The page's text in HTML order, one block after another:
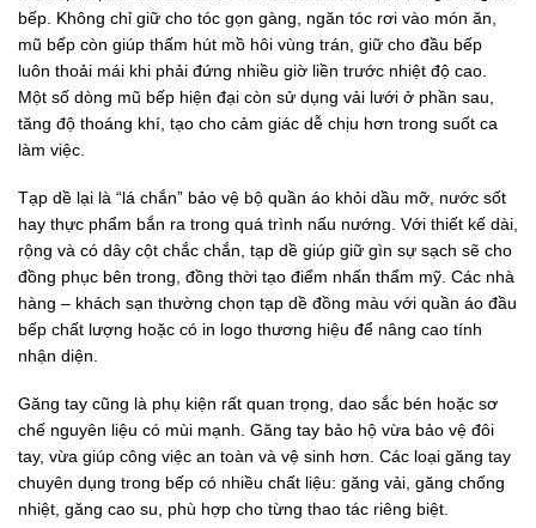
bếp. Không chỉ giữ cho tóc gọn gàng, ngăn tóc rơi vào món ăn,
mũ bếp còn giúp thấm hút mồ hôi vùng trán, giữ cho đầu bếp
luôn thoải mái khi phải đứng nhiều giờ liền trước nhiệt độ cao.
Một số dòng mũ bếp hiện đại còn sử dụng vải lưới ở phần sau,
tăng độ thoáng khí, tạo cho cảm giác dễ chịu hơn trong suốt ca
làm việc.
Tạp dề lại là “lá chắn” bảo vệ bộ quần áo khỏi dầu mỡ, nước sốt
hay thực phẩm bắn ra trong quá trình nấu nướng. Với thiết kế dài,
rộng và có dây cột chắc chắn, tạp dề giúp giữ gìn sự sạch sẽ cho
đồng phục bên trong, đồng thời tạo điểm nhấn thẩm mỹ. Các nhà
hàng – khách sạn thường chọn tạp dề đồng màu với quần áo đầu
bếp chất lượng hoặc có in logo thương hiệu để nâng cao tính
nhận diện.
Găng tay cũng là phụ kiện rất quan trọng, dao sắc bén hoặc sơ
chế nguyên liệu có mùi mạnh. Găng tay bảo hộ vừa bảo vệ đôi
tay, vừa giúp công việc an toàn và vệ sinh hơn. Các loại găng tay
chuyên dụng trong bếp có nhiều chất liệu: găng vải, găng chống
nhiệt, găng cao su, phù hợp cho từng thao tác riêng biệt.